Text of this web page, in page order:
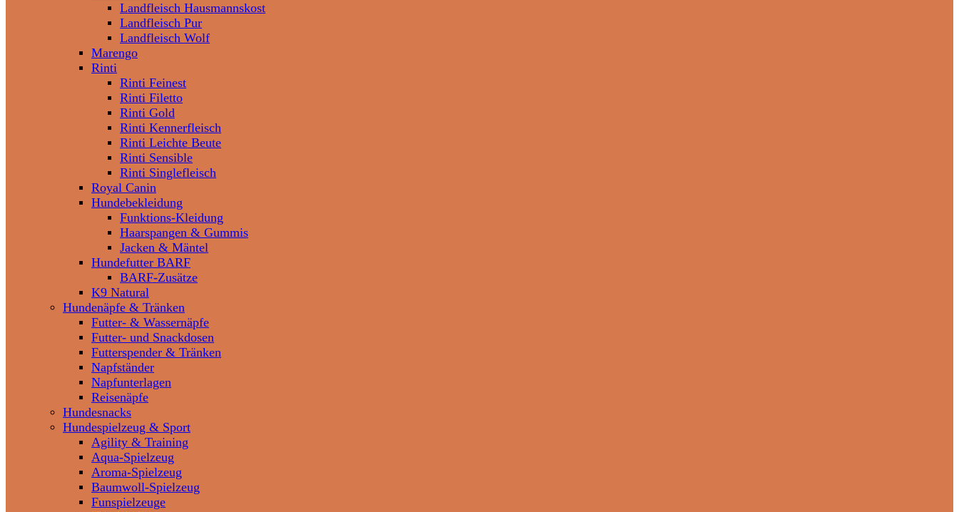
Landfleisch Hausmannskost
Landfleisch Pur
Landfleisch Wolf
Marengo
Rinti
Rinti Feinest
Rinti Filetto
Rinti Gold
Rinti Kennerfleisch
Rinti Leichte Beute
Rinti Sensible
Rinti Singlefleisch
Royal Canin
Hundebekleidung
Funktions-Kleidung
Haarspangen & Gummis
Jacken & Mäntel
Hundefutter BARF
BARF-Zusätze
K9 Natural
Hundenäpfe & Tränken
Futter- & Wassernäpfe
Futter- und Snackdosen
Futterspender & Tränken
Napfständer
Napfunterlagen
Reisenäpfe
Hundesnacks
Hundespielzeug & Sport
Agility & Training
Aqua-Spielzeug
Aroma-Spielzeug
Baumwoll-Spielzeug
Funspielzeuge